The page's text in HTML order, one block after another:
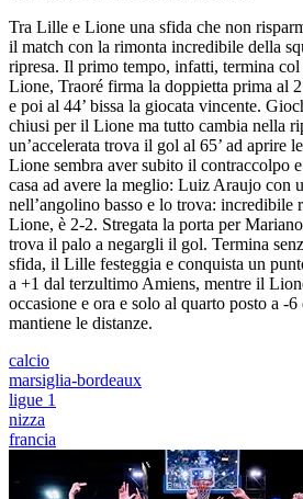
Tra Lille e Lione una sfida che non
il match con la rimonta incredibile della
ripresa. Il primo tempo, infatti, termina
Lione, Traoré firma la doppietta prima al
e poi al 44’ bissa la giocata vincente.
chiusi per il Lione ma tutto cambia nella
un’accelerata trova il gol al 65’ ad aprire
Lione sembra aver subito il contraccolpo
casa ad avere la meglio: Luiz Araujo con
nell’angolino basso e lo trova: incredibile
Lione, è 2-2. Stregata la porta per
trova il palo a negargli il gol. Termina
sfida, il Lille festeggia e conquista un
a +1 dal terzultimo Amiens, mentre il
occasione e ora e solo al quarto posto a -
mantiene le distanze.
calcio
marsiglia-bordeaux
ligue 1
nizza
francia